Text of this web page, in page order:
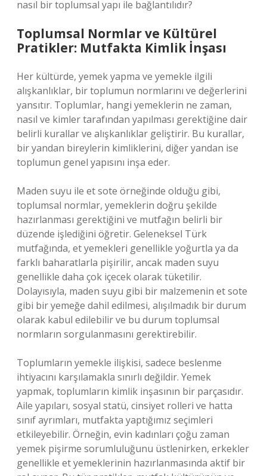
nasıl bir toplumsal yapı ile bağlantılıdır?
Toplumsal Normlar ve Kültürel
Pratikler: Mutfakta Kimlik İnşası
Her kültürde, yemek yapma ve yemekle ilgili
alışkanlıklar, bir toplumun normlarını ve değerlerini
yansıtır. Toplumlar, hangi yemeklerin ne zaman,
nasıl ve kimler tarafından yapılması gerektiğine dair
belirli kurallar ve alışkanlıklar geliştirir. Bu kurallar,
bir yandan bireylerin kimliklerini, diğer yandan ise
toplumun genel yapısını inşa eder.
Maden suyu ile et sote örneğinde olduğu gibi,
toplumsal normlar, yemeklerin doğru şekilde
hazırlanması gerektiğini ve mutfağın belirli bir
düzende işlediğini öğretir. Geleneksel Türk
mutfağında, et yemekleri genellikle yoğurtla ya da
farklı baharatlarla pişirilir, ancak maden suyu
genellikle daha çok içecek olarak tüketilir.
Dolayısıyla, maden suyu gibi bir malzemenin et sote
gibi bir yemeğe dahil edilmesi, alışılmadık bir durum
olarak kabul edilebilir ve bu durum toplumsal
normların sorgulanmasını gerektirebilir.
Toplumların yemekle ilişkisi, sadece beslenme
ihtiyacını karşılamakla sınırlı değildir. Yemek
yapmak, toplumların kimlik inşasının bir parçasıdır.
Aile yapıları, sosyal statü, cinsiyet rolleri ve hatta
sınıf ayrımları, mutfakta yaptığımız seçimleri
etkileyebilir. Örneğin, evin kadınları çoğu zaman
yemek pişirme sorumluluğunu üstlenirken, erkekler
genellikle et yemeklerinin hazırlanmasında aktif bir